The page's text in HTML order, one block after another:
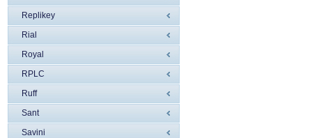
Replikey
Rial
Royal
RPLC
Ruff
Sant
Savini